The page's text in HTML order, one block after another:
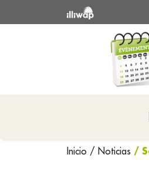
Inicio / Noticias /